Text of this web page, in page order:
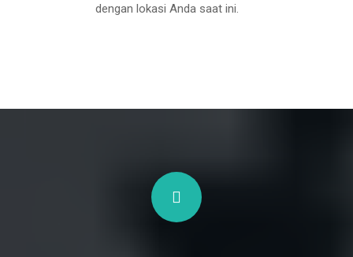
dengan lokasi Anda saat ini.